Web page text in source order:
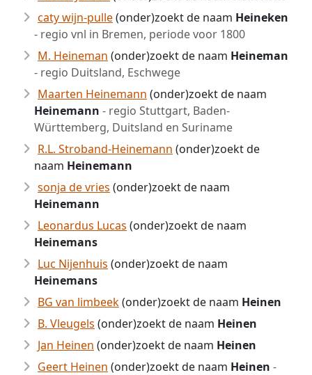
caty wijn-pulle(onder)zoekt de naam Heineken
- regio vnl in Bremen, periode voor 1800
M. Heineman (onder)zoekt de naam Heineman
- regio Duitsland, Eschwege
Maarten Heinemann (onder)zoekt de naam
Heinemann - regio Stuttgart, Baden-
Württemberg, Duitsland en Suriname
R.L. Stroband-Heinemann (onder)zoekt de
naam Heinemann
sonja de vries (onder)zoekt de naam
Heinemann
Leonardus Lucas (onder)zoekt de naam
Heinemans
Luc Nijenhuis (onder)zoekt de naam
Heinemans
BG van limbeek(onder)zoekt de naam Heinen
B. Vleugels (onder)zoekt de naam Heinen
Jan Heinen (onder)zoekt de naam Heinen
Geert Heinen (onder)zoekt de naam Heinen -